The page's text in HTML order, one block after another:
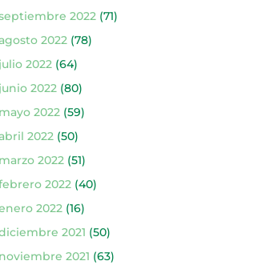
2022(71)
2022(78)
julio 2022(64)
junio 2022(80)
mayo 2022(59)
2022(50)
marzo 2022(51)
2022(40)
2022(16)
2021 (50)
noviembre 2021 (63)